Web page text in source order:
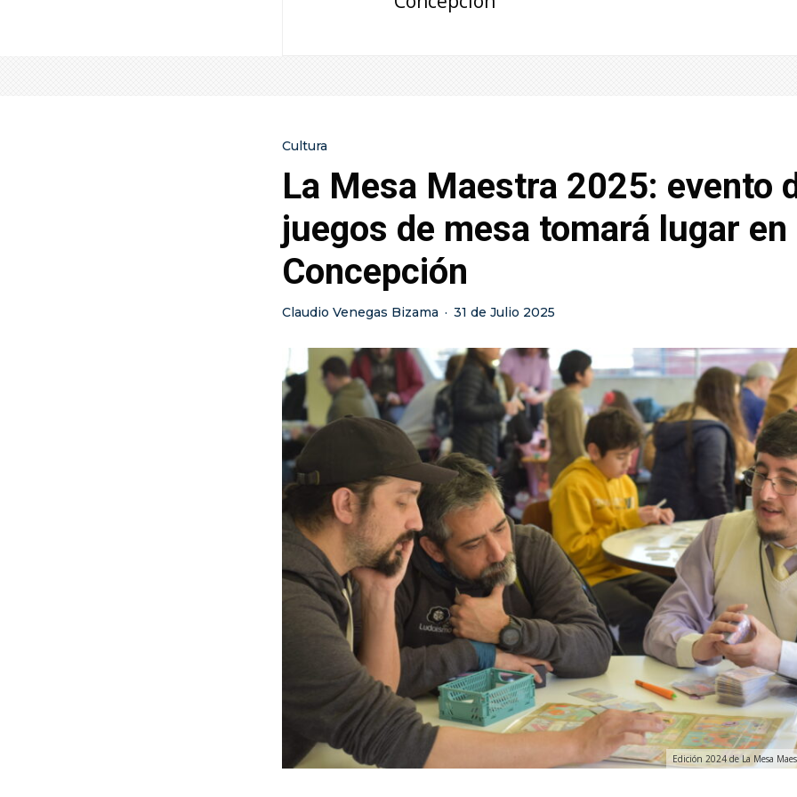
Cultura
La Mesa Maestra 2025: evento
juegos de mesa tomará lugar en
Concepción
Claudio Venegas Bizama · 31 de Julio 2025
Edición 2024 de La Mesa